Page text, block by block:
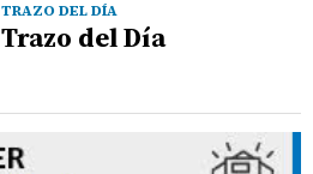
TRAZO DEL DÍA
Trazo del Día